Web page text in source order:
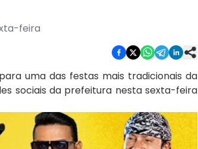
feira
uma das festas mais tradicionais da
sociais da prefeitura nesta sexta-feira